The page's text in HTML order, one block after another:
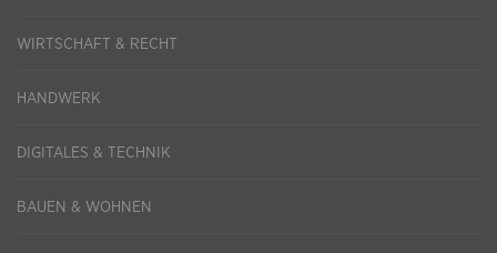
WIRTSCHAFT & RECHT
HANDWERK
DIGITALES & TECHNIK
BAUEN & WOHNEN